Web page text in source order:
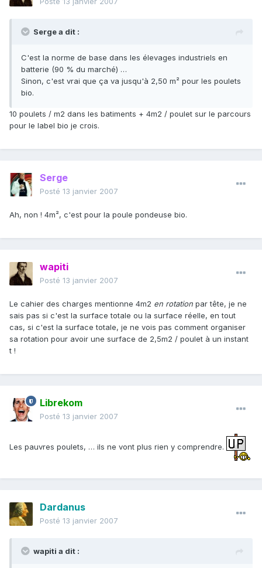
Serge a dit :
C'est la norme de base dans les élevages industriels en
batterie (90 % du marché) …
Sinon, c'est vrai que ça va jusqu'à 2,50 m² pour les poulets
bio.
10 poulets / m2 dans les batiments + 4m2 / poulet sur le parcours
pour le label bio je crois.
Serge
Posté 13 janvier 2007
Ah, non ! 4m², c'est pour la poule pondeuse bio.
wapiti
Posté 13 janvier 2007
Le cahier des charges mentionne 4m2 en rotation par tête, je ne
sais pas si c'est la surface totale ou la surface réelle, en tout
cas, si c'est la surface totale, je ne vois pas comment organiser
sa rotation pour avoir une surface de 2,5m2 / poulet à un instant
t !
Librekom
Posté 13 janvier 2007
Les pauvres poulets, … ils ne vont plus rien y comprendre.
Dardanus
Posté 13 janvier 2007
wapiti a dit :